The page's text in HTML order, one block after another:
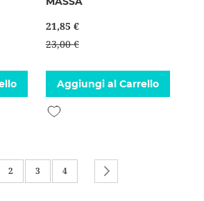
21,85 €
23,00 €
Aggiungi al Carrello
Aggiungi alla lista desideri
stai leggendo la pagina
Pagina
2 Pagina
3 Pagina
4